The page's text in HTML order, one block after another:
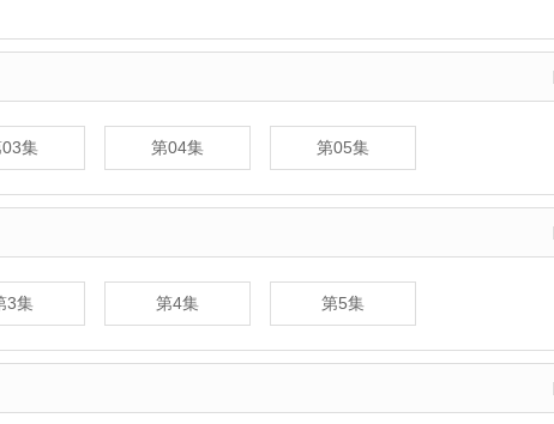
集 第04集 第05集
3集 第4集 第5集